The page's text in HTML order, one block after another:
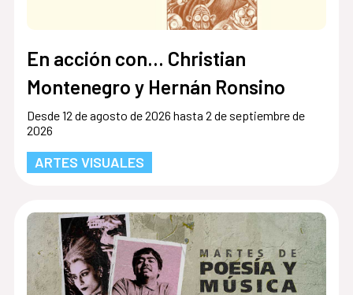
En acción con... Christian
Montenegro y Hernán Ronsino
Desde 12 de agosto de 2026 hasta 2 de septiembre de
2026
ARTES VISUALES